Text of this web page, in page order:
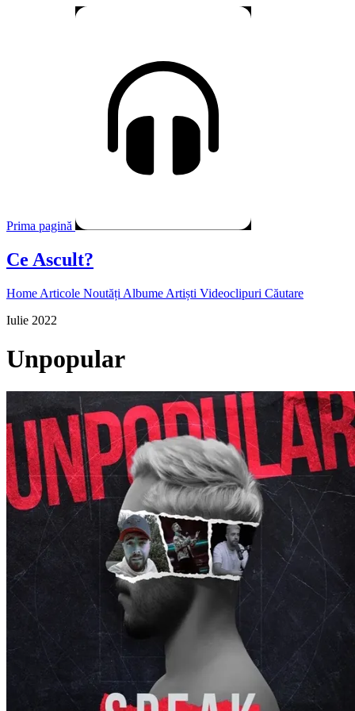
Prima pagină
Ce Ascult?
Home Articole Noutăți Albume Artiști Videoclipuri Căutare
Iulie 2022
Unpopular
Pagina externă
Pagina externă
Pagina externă
Pagina externă
Pagina externă
Pagina externă
Pagina externă Pagina externă
Pagina
externă
Pagina externă